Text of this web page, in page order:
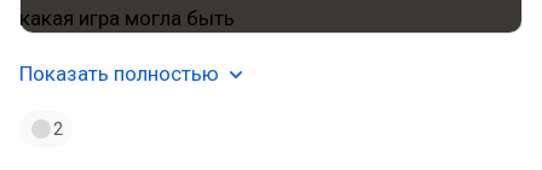
Показать полностью
2